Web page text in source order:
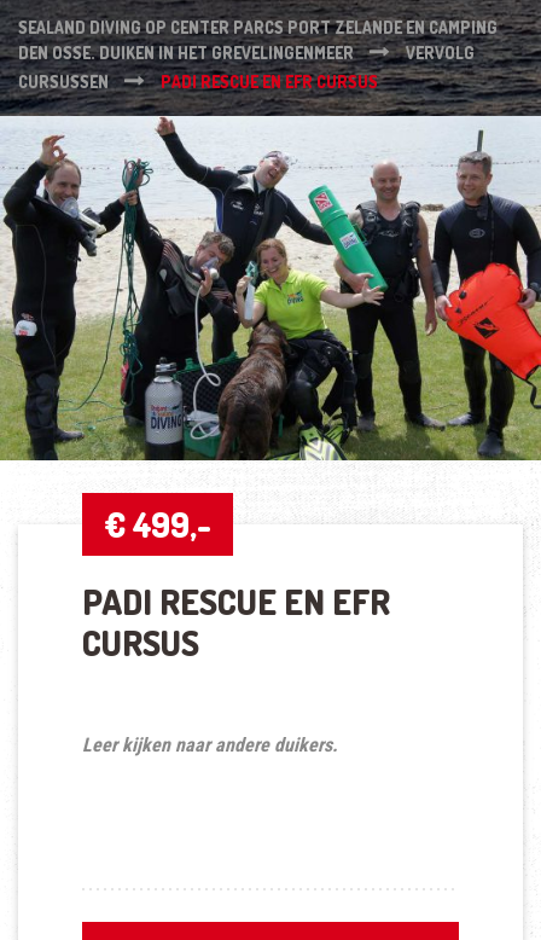
SEALAND DIVING OP CENTER PARCS PORT ZELANDE EN CAMPING
DEN OSSE. DUIKEN IN HET GREVELINGENMEER
VERVOLG
CURSUSSEN
PADI RESCUE EN EFR CURSUS
€ 499,-
PADI RESCUE EN EFR
CURSUS
Leer kijken naar andere duikers.